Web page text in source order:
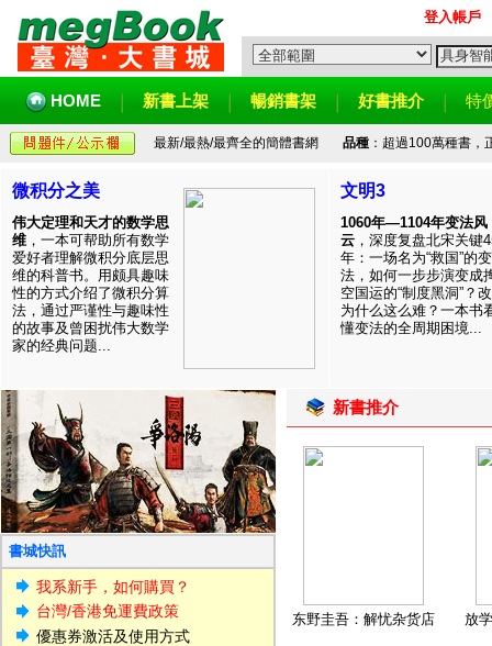
登入帳戶
HOME 新書上架 暢銷書架 好書推介 特
最新/最熱/最齊全的簡體書網 品種：超過100萬種書，
微积分之美
伟大定理和天才的数学思
维 ，一本可帮助所有数学
爱好者理解微积分底层思
维的科普书。用颇具趣味
性的方式介绍了微积分算
法，通过严谨性与趣味性
的故事及曾困扰伟大数学
家的经典问题...
文明3
1060年—1104年变法风
云 ，深度复盘北宋关键
年：一场名为“救国”的变
法，如何一步步演变成
空国运的“制度黑洞”？
为什么这么难？一本书
懂变法的全周期困境...
書城快訊
我系新手，如何購買？
台灣/香港免運費政策
優惠券激活及使用方式
新書推介
东野圭吾：解忧杂货店 放